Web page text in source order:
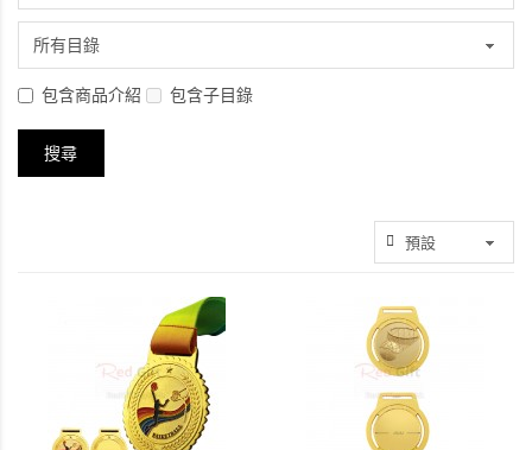
包含商品介紹 包含子目錄